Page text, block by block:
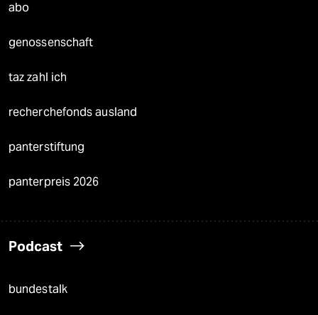
abo
genossenschaft
taz zahl ich
recherchefonds ausland
panterstiftung
panterpreis 2026
Podcast
bundestalk